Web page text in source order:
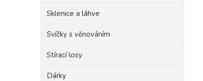
Sklenice a láhve
Svíčky s věnováním
Stírací losy
Dárky